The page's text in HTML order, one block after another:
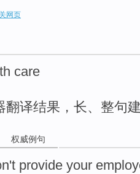
网页
care
翻译结果，长、整句
权威例句
't provide your